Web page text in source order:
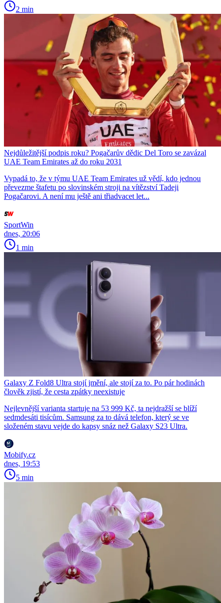
2 min
Nejdůležitější podpis roku? Pogačarův dědic Del Toro se zavázal
UAE Team Emirates až do roku 2031
Vypadá to, že v týmu UAE Team Emirates už vědí, kdo jednou
převezme štafetu po slovinském stroji na vítězství Tadeji
Pogačarovi. A není mu ještě ani třiadvacet let...
SportWin
dnes, 20:06
1 min
Galaxy Z Fold8 Ultra stojí jmění, ale stojí za to. Po pár hodinách
člověk zjistí, že cesta zpátky neexistuje
Nejlevnější varianta startuje na 53 999 Kč, ta nejdražší se blíží
sedmdesáti tisícům. Samsung za to dává telefon, který se ve
složeném stavu vejde do kapsy snáz než Galaxy S23 Ultra.
Mobify.cz
dnes, 19:53
5 min